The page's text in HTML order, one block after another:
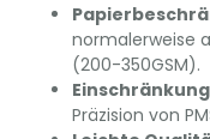
normalerweise
(200-350GSM).
Präzision von